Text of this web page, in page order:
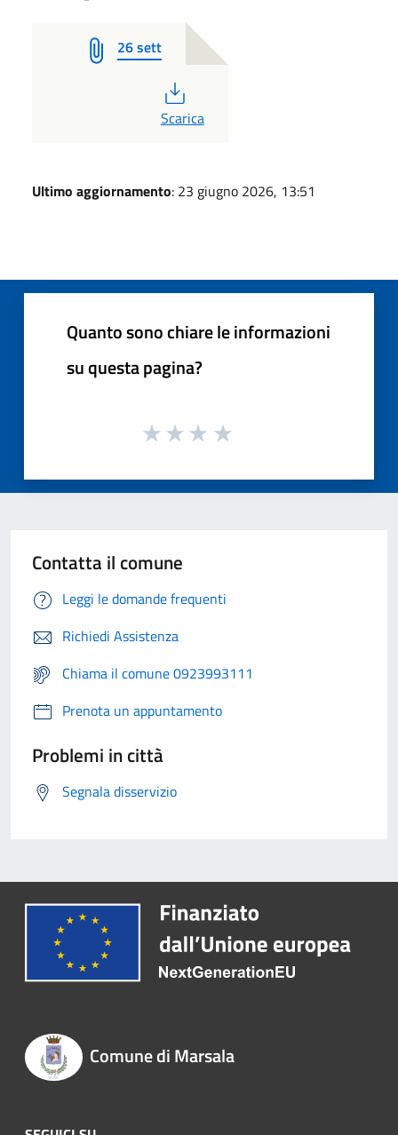
26 sett
PDF
Scarica
Ultimo aggiornamento: 23 giugno 2026, 13:51
Quanto sono chiare le informazioni
su questa pagina?
Contatta il comune
Leggi le domande frequenti
Richiedi Assistenza
Chiama il comune 0923993111
Prenota un appuntamento
Problemi in città
Segnala disservizio
Comune di Marsala